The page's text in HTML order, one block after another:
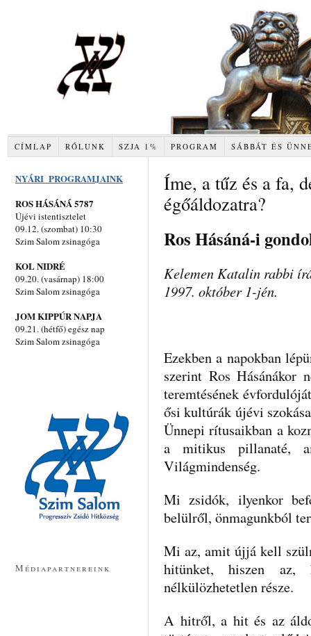
CÍMLAP RÓLUNK SZJA 1% PROGRAM SÁBBÁT ÉS
Íme, a tűz és a fa,
égőáldozatra?
Ros Hásáná-i
Kelemen Katalin rabbi
1997. október 1-jén.
Ezekben a napokban
szerint Ros Hásánákor
teremtésének
ősi kultú­rák újévi
Ünnepi rítusaikban a
a mitikus pillanaté,
Világmindenség.
Mi zsidók, ilyenkor
belülről, önmagunkból
Mi az, amit újjá kell
hitünket, hi­szen az,
nélkülözhetetlen része.
A hitről, a hit és az
NYÁRI PROGRAMJAINK
ROS HÁSÁNÁ 5787
Újévi istentisztelet
09.12. (szombat) 10:30
Szim Salom zsinagóga
KOL NIDRÉ
09.20. (vasárnap) 18:00
Szim Salom zsinagóga
JOM KIPPÚR NAPJA
09.21. (hétfő) egész nap
Szim Salom zsinagóga
Médiapartnereink